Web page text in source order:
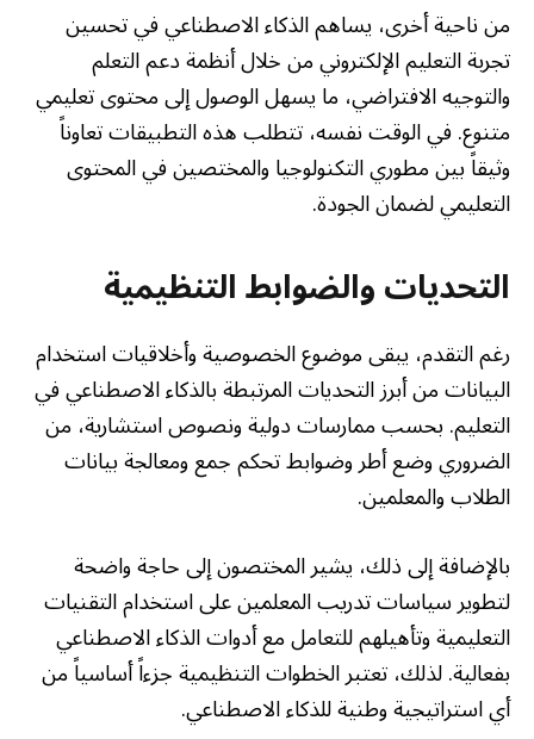
من ناحية أخرى، يساهم الذكاء الاصطناعي في تحسين
تجربة التعليم الإلكتروني من خلال أنظمة دعم التعلم
والتوجيه الافتراضي، ما يسهل الوصول إلى محتوى تعليمي
متنوع. في الوقت نفسه، تتطلب هذه التطبيقات تعاوناً
وثيقاً بين مطوري التكنولوجيا والمختصين في المحتوى
التعليمي لضمان الجودة.
التحديات والضوابط التنظيمية
رغم التقدم، يبقى موضوع الخصوصية وأخلاقيات استخدام
البيانات من أبرز التحديات المرتبطة بالذكاء الاصطناعي في
التعليم. بحسب ممارسات دولية ونصوص استشارية، من
الضروري وضع أطر وضوابط تحكم جمع ومعالجة بيانات
الطلاب والمعلمين.
بالإضافة إلى ذلك، يشير المختصون إلى حاجة واضحة
لتطوير سياسات تدريب المعلمين على استخدام التقنيات
التعليمية وتأهيلهم للتعامل مع أدوات الذكاء الاصطناعي
بفعالية. لذلك، تعتبر الخطوات التنظيمية جزءاً أساسياً من
أي استراتيجية وطنية للذكاء الاصطناعي.